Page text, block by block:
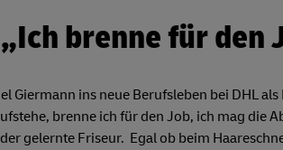
„Ich brenne für den
Giermann ins neue Berufsleben bei DHL
brenne ich für den Job, ich mag die
gelernte Friseur. Egal ob beim